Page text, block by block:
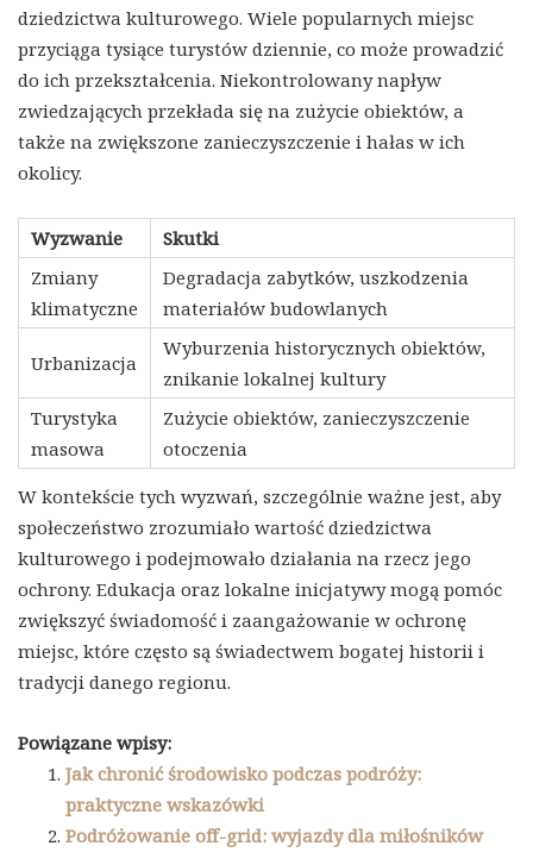
dziedzictwa kulturowego. Wiele popularnych miejsc
przyciąga tysiące turystów dziennie, co może prowadzić
do ich przekształcenia. Niekontrolowany napływ
zwiedzających przekłada się na zużycie obiektów, a
także na zwiększone zanieczyszczenie i hałas w ich
okolicy.
Wyzwanie
Skutki
Zmiany
klimatyczne
Degradacja zabytków, uszkodzenia
materiałów budowlanych
Urbanizacja
Wyburzenia historycznych obiektów,
znikanie lokalnej kultury
Turystyka
masowa
Zużycie obiektów, zanieczyszczenie
otoczenia
W kontekście tych wyzwań, szczególnie ważne jest, aby
społeczeństwo zrozumiało wartość dziedzictwa
kulturowego i podejmowało działania na rzecz jego
ochrony. Edukacja oraz lokalne inicjatywy mogą pomóc
zwiększyć świadomość i zaangażowanie w ochronę
miejsc, które często są świadectwem bogatej historii i
tradycji danego regionu.
Powiązane wpisy:
Jak chronić środowisko podczas podróży:
praktyczne wskazówki
Podróżowanie off-grid: wyjazdy dla miłośników